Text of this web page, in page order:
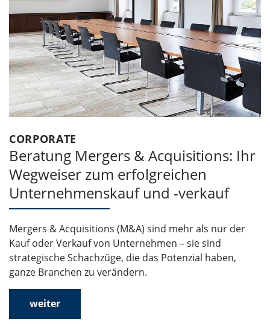
CORPORATE
Beratung Mergers & Acquisitions: Ihr
Wegweiser zum erfolgreichen
Unternehmenskauf und -verkauf
Mergers & Acquisitions (M&A) sind mehr als nur der
Kauf oder Verkauf von Unternehmen – sie sind
strategische Schachzüge, die das Potenzial haben,
ganze Branchen zu verändern.
weiter